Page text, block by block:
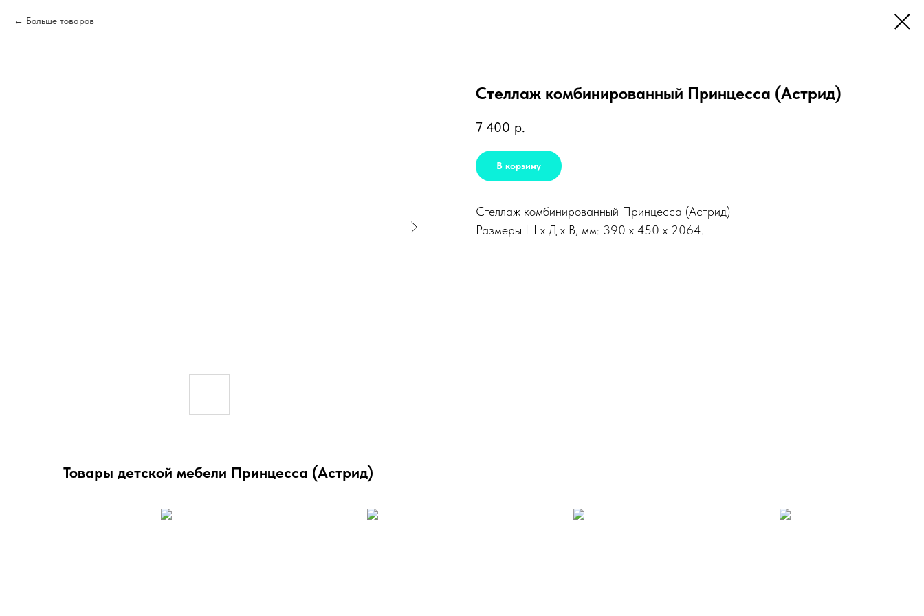
Больше товаров
Стеллаж комбинированный Принцесса (Астрид)
7 400 р.
В корзину
Стеллаж комбинированный Принцесса (Астрид)
Размеры Ш х Д х В, мм: 390 x 450 x 2064.
Товары детской мебели Принцесса (Астрид)